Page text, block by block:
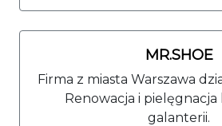
MR.SHOE
Firma z miasta Warszawa
Renowacja i
galanterii.